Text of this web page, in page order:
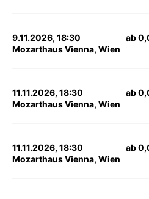
9.11.2026, 18:30
Mozarthaus Vienna, Wien
ab
11.11.2026, 18:30
Mozarthaus Vienna, Wien
ab
11.11.2026, 18:30
Mozarthaus Vienna, Wien
ab